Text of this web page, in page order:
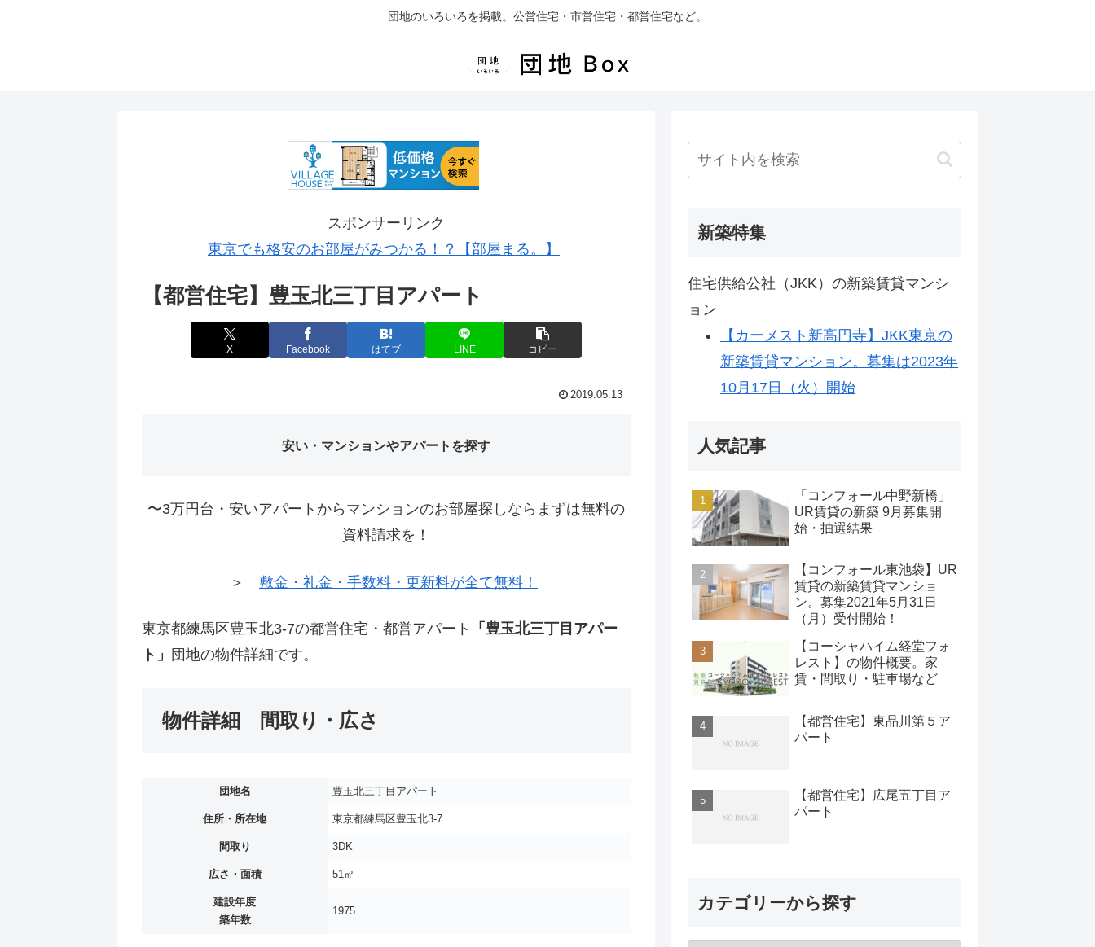
団地のいろいろを掲載。公営住宅・市営住宅・都営住宅など。
スポンサーリンク
東京でも格安のお部屋がみつかる！？【部屋まる。】
【都営住宅】豊玉北三丁目アパート
X Facebook はてブ LINE コピー
2019.05.13
安い・マンションやアパートを探す
〜3万円台・安いアパートからマンションのお部屋探しならまずは無料の
資料請求を！
＞ 敷金・礼金・手数料・更新料が全て無料！
東京都練馬区豊玉北3-7の都営住宅・都営アパート
「豊玉北三丁目アパー
ト」
団地の物件詳細です。
物件詳細 間取り・広さ
団地名 豊玉北三丁目アパート
住所・所在地 東京都練馬区豊玉北3-7
間取り 3DK
広さ・面積 51㎡
建設年度
築年数
1975
新築特集
住宅供給公社（JKK）の新築賃貸マンシ
ョン
【カーメスト新高円寺】JKK東京の
新築賃貸マンション。募集は2023年
10月17日（火）開始
人気記事
「コンフォール中野新橋」
UR賃貸の新築 9月募集開
始・抽選結果
【コンフォール東池袋】UR
賃貸の新築賃貸マンショ
ン。募集2021年5月31日
（月）受付開始！
【コーシャハイム経堂フォ
レスト】の物件概要。家
賃・間取り・駐車場など
【都営住宅】東品川第５ア
パート
【都営住宅】広尾五丁目ア
パート
カテゴリーから探す